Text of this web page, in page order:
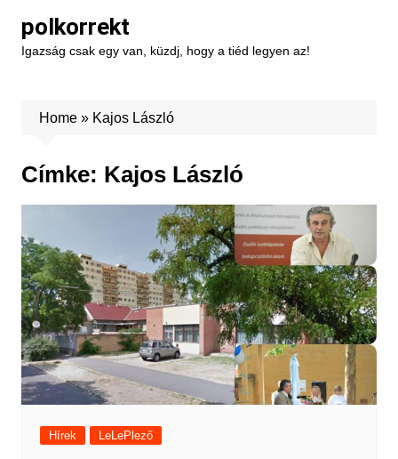
content
polkorrekt
Igazság csak egy van, küzdj, hogy a tiéd legyen az!
Home» Kajos László
Címke: Kajos László
Hírek LeLePlező